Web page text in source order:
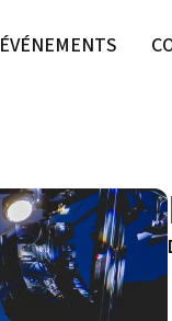
ÉVÉNEMENTS